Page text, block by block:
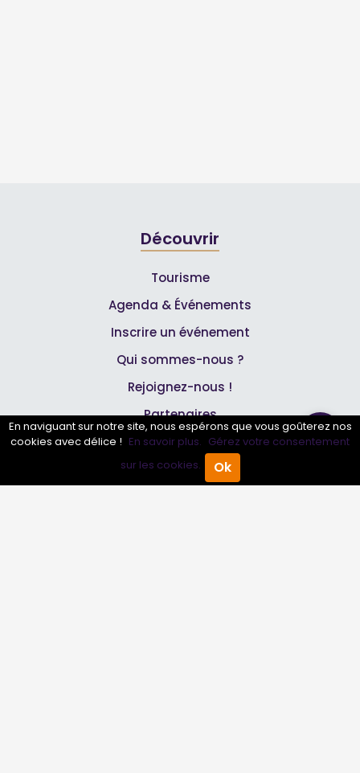
Annuaire Pro Agenda
Découvrir
Tourisme
Agenda & Événements
Inscrire un événement
Qui sommes-nous ?
Rejoignez-nous !
Partenaires
Professionnels
En naviguant sur notre site, nous espérons que vous goûterez nos
cookies avec délice ! En savoir plus. Gérez votre consentement
sur les cookies.
Ok